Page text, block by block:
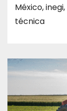
México,inegi,
técnica